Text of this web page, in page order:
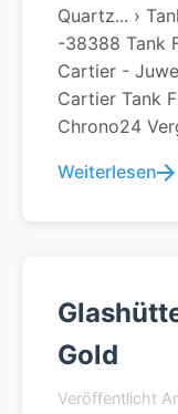
Quartz... ›
-38388 Tank
Cartier -
Cartier Tank
Chrono24
Weiterlesen
Gold
Veröffentlicht